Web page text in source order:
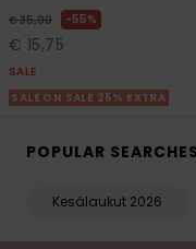
€ 35,00 55%
€ 15,75
SALE
SALE ON SALE 25% EXTRA
POPULAR
Kesälaukut 2026